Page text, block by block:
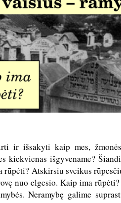
ir išsakyti kaip mes,
kiekvienas išgyvename?
rūpėti? Atskirsiu sveikus
nuo elgesio. Kaip ima
Neramybę galime